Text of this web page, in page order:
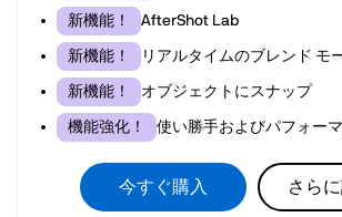
新機能！ AfterShot Lab
新機能！ リアルタイムのブレンド モ
新機能！ オブジェクトにスナップ
機能強化！ 使い勝手およびパフォー
今すぐ購入 さら